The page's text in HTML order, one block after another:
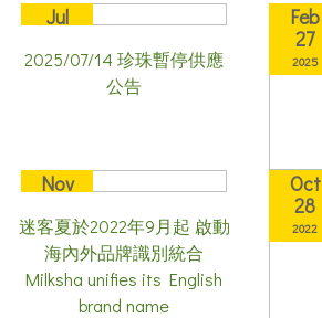
Jul
2025
2025/07/14 珍珠暫停供應
公告
Feb
27
2025
迷客
Nov
2022
迷客夏於2022年9月起 啟動
海內外品牌識別統合
Milksha unifies its English
brand name
Oct
28
2022